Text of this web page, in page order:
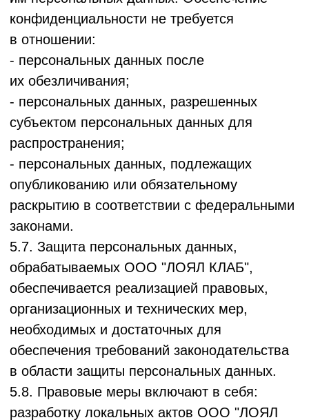
необходимые файлы cookie для
обеспечения функционирования (например,
для аутентификации Пользователя
7.2. Сервис может использовать
аналитические файлы cookie (например,
Яндекс.Метрика, Google Analytics) в
обезличенном виде для улучшения работы
Сервиса.
7.3. Пользователь Сервиса может управлять
Отключение технически необходимых cookie
может привести к невозможности
использования Сервиса.
8. Ответственность
8.1. Оператор несет ответственность за
надлежащую обработку Данных
Пользователя Сервиса/Заказчика/Клиента
Заказчика в соответствии с
законодательством РФ.
8.2. Операторне несет
ответственности
Пользователя Сервиса/Заказчика/Клиента
Заказчика, включая:
* Законность получения им своих данных.
* Содержание и достоверность
предоставляемых данных.